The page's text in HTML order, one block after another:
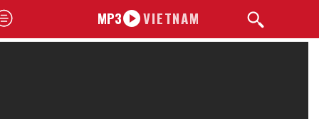
MP3 VIETNAM